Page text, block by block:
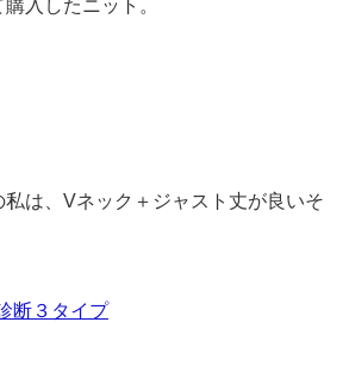
入したニット。
私は、Vネック＋ジャスト丈が良いそ
断３タイプ